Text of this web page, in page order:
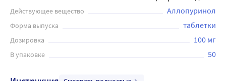
Действующее вещество Аллопуринол
Форма выпуска таблетки
Дозировка 100 мг
В упаковке 50